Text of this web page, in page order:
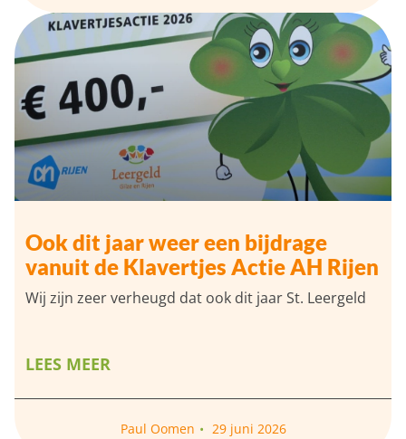
Ook dit jaar weer een bijdrage
vanuit de Klavertjes Actie AH Rijen
Wij zijn zeer verheugd dat ook dit jaar St. Leergeld
LEES MEER
Paul Oomen 29 juni 2026